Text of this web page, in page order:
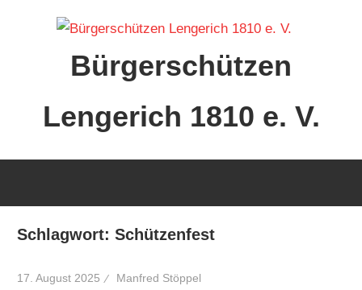
Bürgerschützen
Lengerich 1810 e. V.
Schlagwort:Schützenfest
17. August 2025 Manfred Stöppel